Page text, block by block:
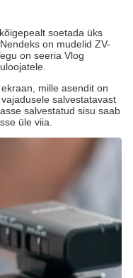
soetada üks
on mudelid ZV-
on seeria Vlog
mille asendit on
salvestatavast
salvestatud sisu saab
üle viia.